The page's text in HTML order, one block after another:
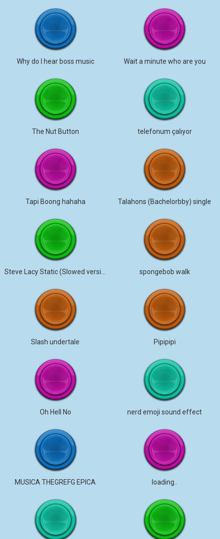
Why do I hear boss music Wait a minute who are you
The Nut Button telefonum çalıyor
Tapi Boong hahaha Talahons (Bachelorbby) single
spongebob walk
Slash undertale Pipipipi
Oh Hell No nerd emoji sound effect
MUSICA THEGREFG EPICA loading..